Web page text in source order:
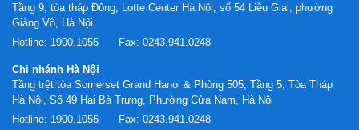
Tầng 9, tòa tháp Đông, Lotte Center Hà Nội, số 54 Liễu Giai, phường
Giảng Võ, Hà Nội
Hotline: 1900.1055 Fax: 0243.941.0248
Chi nhánh Hà Nội
Tầng trệt tòa Somerset Grand Hanoi & Phòng 505, Tầng 5, Tòa Tháp
Hà Nội, Số 49 Hai Bà Trưng, Phường Cửa Nam, Hà Nội
Hotline: 1900.1055 Fax: 0243.941.0248